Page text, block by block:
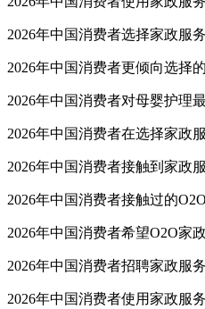
2026年中国消费者选择家政服
2026年中国消费者更倾向选择
2026年中国消费者对母婴护理
2026年中国消费者在选择家政
2026年中国消费者接触到家政
2026年中国消费者接触过的
2026年中国消费者希望O2O家
2026年中国消费者招聘家政服
2026年中国消费者使用家政服